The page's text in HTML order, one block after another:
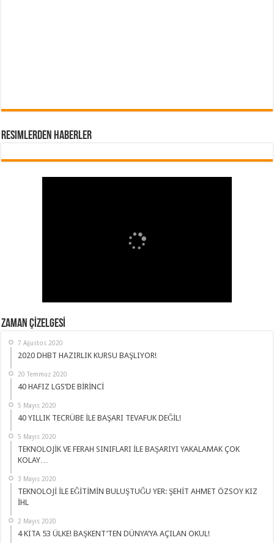
Resimlerden Haberler
ZAMAN ÇİZELGESİ
7 Ağustos 2020
2020 DHBT HAZIRLIK KURSU BAŞLIYOR!
20 Temmuz 2020
40 HAFIZ LGS’DE BİRİNCİ
5 Mayıs 2020
40 YILLIK TECRÜBE İLE BAŞARI TEVAFUK DEĞİL!
5 Mayıs 2020
TEKNOLOJİK VE FERAH SINIFLARI İLE BAŞARIYI YAKALAMAK ÇOK
KOLAY…
3 Mayıs 2020
TEKNOLOJİ İLE EĞİTİMİN BULUŞTUĞU YER: ŞEHİT AHMET ÖZSOY KIZ
İHL
2 Mayıs 2020
4 KITA 53 ÜLKE! BAŞKENT’TEN DÜNYA’YA AÇILAN OKUL!